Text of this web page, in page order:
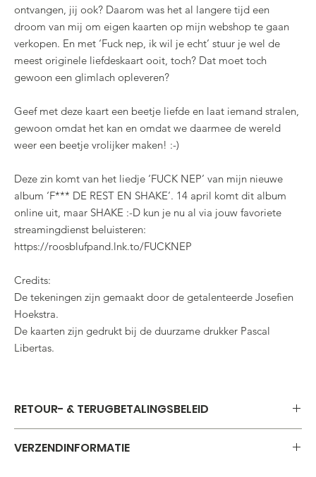
ontvangen, jij ook? Daarom was het al langere tijd een
droom van mij om eigen kaarten op mijn webshop te gaan
verkopen. En met ‘Fuck nep, ik wil je echt’ stuur je wel de
meest originele liefdeskaart ooit, toch? Dat moet toch
gewoon een glimlach opleveren?
Geef met deze kaart een beetje liefde en laat iemand stralen,
gewoon omdat het kan en omdat we daarmee de wereld
weer een beetje vrolijker maken! :-)
Deze zin komt van het liedje ‘FUCK NEP’ van mijn nieuwe
album ‘F*** DE REST EN SHAKE’. 14 april komt dit album
online uit, maar SHAKE :-D kun je nu al via jouw favoriete
streamingdienst beluisteren:
https://roosblufpand.lnk.to/FUCKNEP
Credits:
De tekeningen zijn gemaakt door de getalenteerde Josefien
Hoekstra.
De kaarten zijn gedrukt bij de duurzame drukker Pascal
Libertas.
RETOUR- & TERUGBETALINGSBELEID
de bestelling niet later te annuleren. Mocht u om welke reden
VERZENDINFORMATIE